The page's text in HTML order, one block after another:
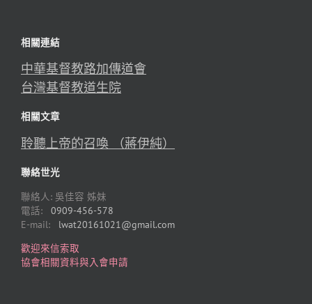
相關連結
中華基督教路加傳道會
台灣基督教道生院
相關文章
聆聽上帝的召喚 （蔣伊純）
聯絡世光
聯絡人: 吳佳容 姊妹
電話: 0909-456-578
E-mail: lwat20161021@gmail.com
歡迎來信索取
協會相關資料與入會申請